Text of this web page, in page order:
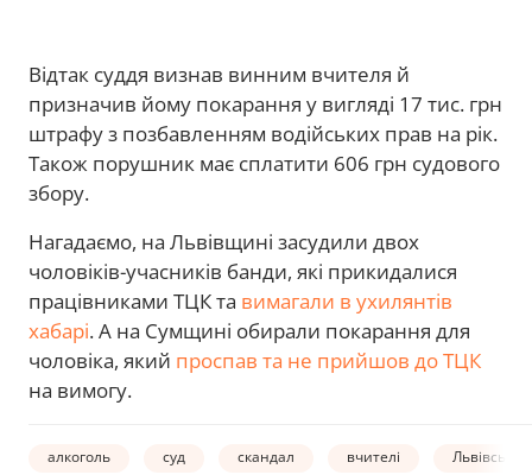
Відтак суддя визнав винним вчителя й
призначив йому покарання у вигляді 17 тис. грн
штрафу з позбавленням водійських прав на рік.
Також порушник має сплатити 606 грн судового
збору.
Нагадаємо, на Львівщині засудили двох
чоловіків-учасників банди, які прикидалися
працівниками ТЦК та вимагали в ухилянтів
хабарі. А на Сумщині обирали покарання для
чоловіка, який проспав та не прийшов до ТЦК
на вимогу.
алкоголь суд скандал вчителі Львівська